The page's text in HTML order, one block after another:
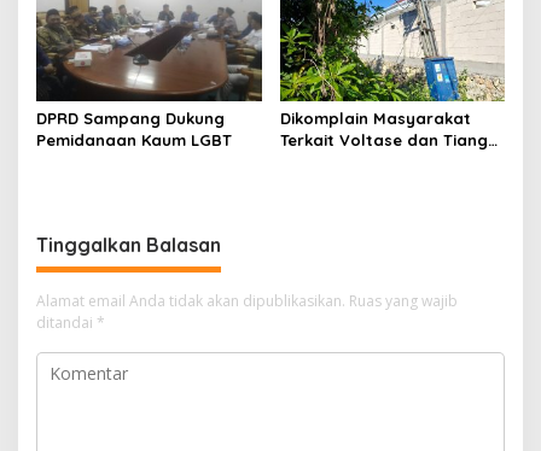
DPRD Sampang Dukung
Pemidanaan Kaum LGBT
Dikomplain Masyarakat
Terkait Voltase dan Tiang
Tinggalkan Balasan
Alamat email Anda tidak akan dipublikasikan. Ruas yang wajib
ditandai *